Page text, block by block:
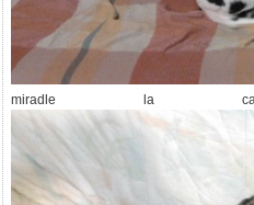
miradle la